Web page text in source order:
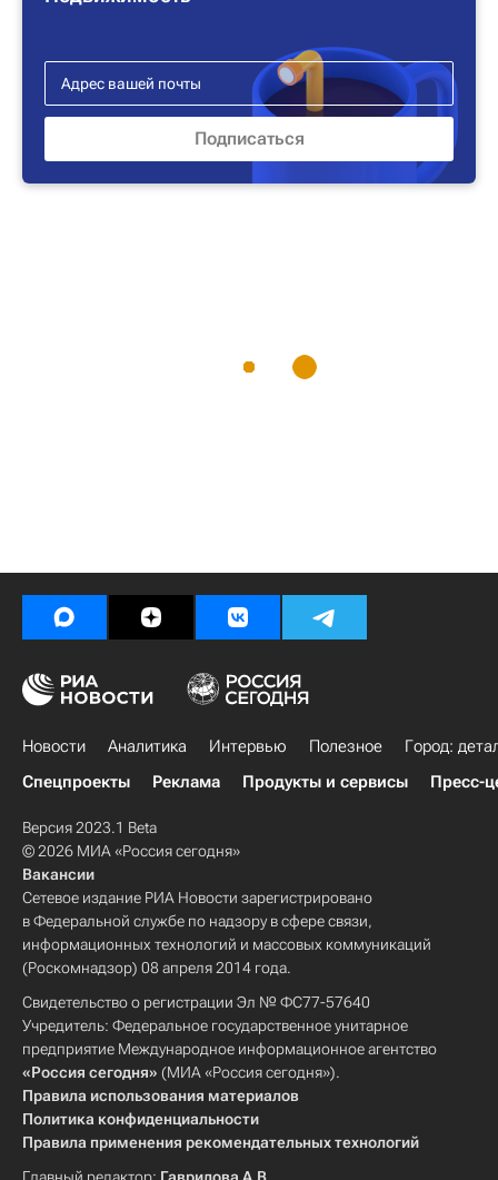
Новости Аналитика Интервью Полезное
Город:
Спецпроекты
Реклама Продукты и сервисы Пресс-
Версия 2023.1 Beta
© 2026 МИА «Россия сегодня»
Вакансии
Сетевое издание РИА Новости зарегистрировано
в Федеральной службе по надзору в сфере связи,
информационных технологий и массовых коммуникаций
(Роскомнадзор) 08 апреля 2014 года.
Свидетельство о регистрации Эл № ФС77-57640
Учредитель: Федеральное государственное унитарное
предприятие Международное информационное агентство
«Россия сегодня» (МИА «Россия сегодня»).
Правила использования материалов
Политика конфиденциальности
Правила применения рекомендательных технологий